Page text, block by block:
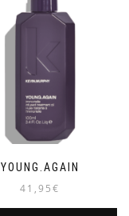
YOUNG.AGAIN
41,95€